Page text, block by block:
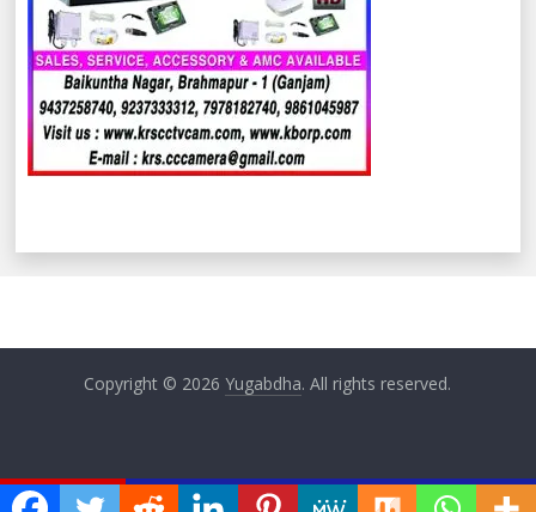
Copyright © 2026Yugabdha. All rights reserved.
ଏବେ ଏବେଆପଣଙ୍କ ଦିନଟି କିପରି କଟିବ ଜାଣନ୍ତୁ ଆଜିର ରାଶିଫଳରୁ…